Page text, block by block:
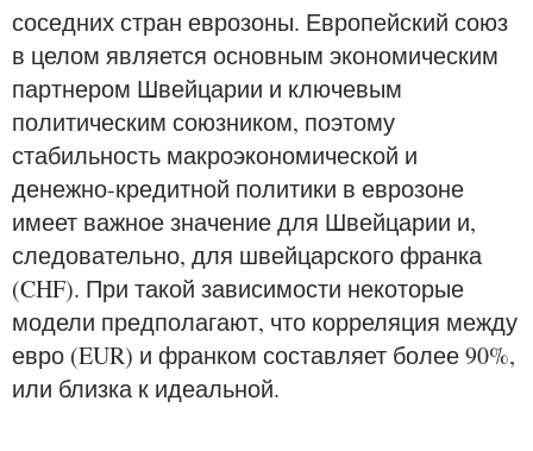
соседних стран еврозоны. Европейский союз
в целом является основным экономическим
партнером Швейцарии и ключевым
политическим союзником, поэтому
стабильность макроэкономической и
денежно-кредитной политики в еврозоне
имеет важное значение для Швейцарии и,
следовательно, для швейцарского франка
(CHF). При такой зависимости некоторые
модели предполагают, что корреляция между
евро (EUR) и франком составляет более 90%,
или близка к идеальной.